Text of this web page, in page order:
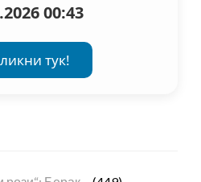
00:43
тук!